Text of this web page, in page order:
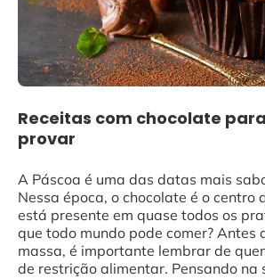
Receitas com chocolate
provar
A Páscoa é uma das datas mais
Nessa época, o chocolate é o centro
está presente em quase todos os
que todo mundo pode comer? Antes
massa, é importante lembrar de
de restrição alimentar. Pensando na